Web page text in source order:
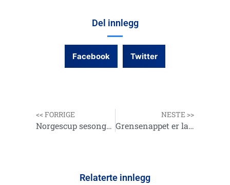
Del innlegg
Facebook Twitter
<< FORRIGE
Norgescup sesongen i gang, og bloggen er oppdatert med 1ste festival.
NESTE >>
Grensenappet er lagt inn med annonse på terminlista 30 mai
Relaterte innlegg